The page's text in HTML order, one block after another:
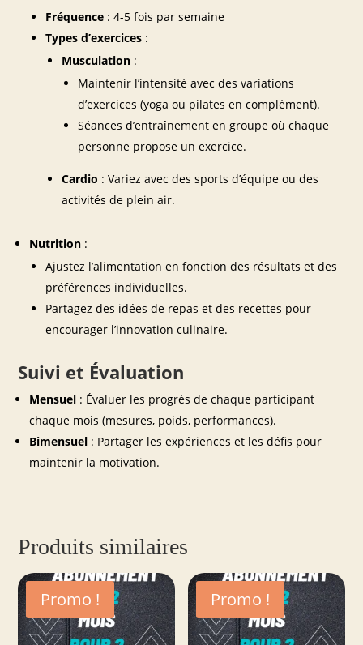
Fréquence : 4-5 fois par semaine
Types d’exercices :
Musculation :
Maintenir l’intensité avec des variations
d’exercices (yoga ou pilates en complément).
Séances d’entraînement en groupe où chaque
personne propose un exercice.
Cardio : Variez avec des sports d’équipe ou des
activités de plein air.
Nutrition :
Ajustez l’alimentation en fonction des résultats et des
préférences individuelles.
Partagez des idées de repas et des recettes pour
encourager l’innovation culinaire.
Suivi et Évaluation
Mensuel : Évaluer les progrès de chaque participant
chaque mois (mesures, poids, performances).
Bimensuel : Partager les expériences et les défis pour
maintenir la motivation.
Produits similaires
Promo ! Promo !